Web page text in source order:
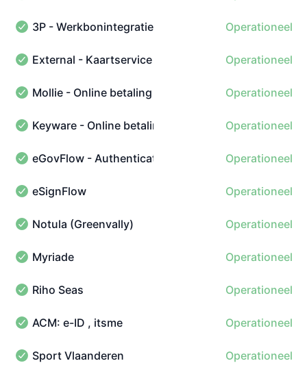
3P - Werkbonintegratie - Operationeel
3P - Werkbonintegratie Operationeel
External - Kaartservice - Operationeel
External - Kaartservice Operationeel
Mollie - Online betaling - Operationeel
Mollie - Online betaling Operationeel
Keyware - Online betaling - Operationeel
Keyware - Online betaling Operationeel
eGovFlow - Authenticatieservice (Burger) - Operationeel
eGovFlow - Authenticatieservice (Burger)Operationeel
eSignFlow - Operationeel
eSignFlow Operationeel
Notula (Greenvally) - Operationeel
Notula (Greenvally) Operationeel
Myriade - Operationeel
Myriade Operationeel
Riho Seas - Operationeel
Riho Seas Operationeel
ACM: e-ID , itsme - Operationeel
ACM: e-ID , itsme Operationeel
Sport Vlaanderen - Operationeel
Sport Vlaanderen Operationeel